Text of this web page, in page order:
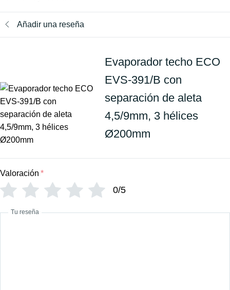
Añadir una reseña
Evaporador techo ECO
EVS-391/B con
separación de aleta
4,5/9mm, 3 hélices
Ø200mm
Valoración *
0/5
Tu reseña